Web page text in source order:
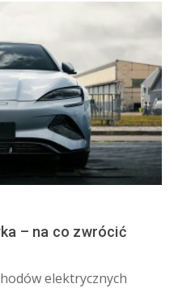
– na co zwrócić
elektrycznych